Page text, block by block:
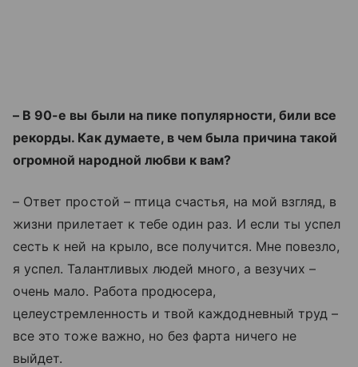
– В 90-е вы были на пике популярности, били все
рекорды. Как думаете, в чем была причина такой
огромной народной любви к вам?
– Ответ простой – птица счастья, на мой взгляд, в
жизни прилетает к тебе один раз. И если ты успел
сесть к ней на крыло, все получится. Мне повезло,
я успел. Талантливых людей много, а везучих –
очень мало. Работа продюсера,
целеустремленность и твой каждодневный труд –
все это тоже важно, но без фарта ничего не
выйдет.